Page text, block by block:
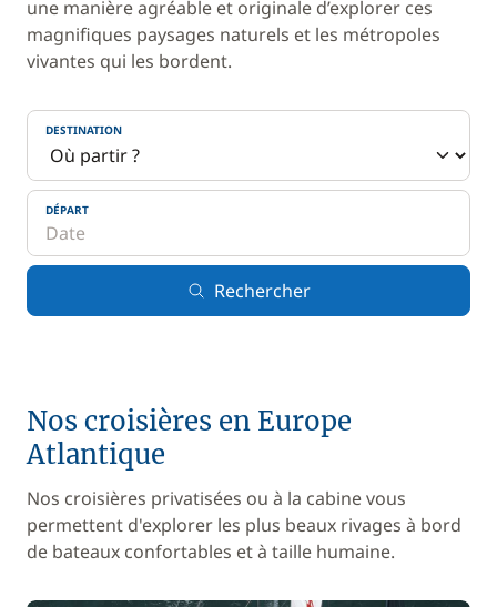
une manière agréable et originale d’explorer ces
magnifiques paysages naturels et les métropoles
vivantes qui les bordent.
DESTINATION
DÉPART
Rechercher
Nos croisières en Europe
Atlantique
Nos croisières privatisées ou à la cabine vous
permettent d'explorer les plus beaux rivages à bord
de bateaux confortables et à taille humaine.